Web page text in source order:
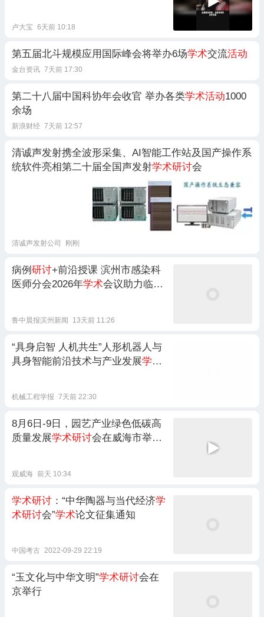
卢大宝 6天前 10:18
第五届北斗规模应用国际峰会将举办6场学术交流活动
金台资讯 7天前 17:30
第二十八届中国科协年会收官 举办各类学术活动1000
余场
新浪财经 7天前 12:57
清诚声发射携全波形采集、AI智能工作站及国产操作系
统软件亮相第二十届全国声发射学术研讨会
清诚声发射公司 刚刚
病例 研讨+前沿授课 滨州市感染科
医师分会2026年学术会议助力临床
鲁中晨报滨州新闻 13天前 11:26
“具身启智 人机共生”人形机器人与
具身智能前沿技术与产业发展学术
机械工程学报 7天前 22:30
8月6日-9日，园艺产业绿色低碳高
质量发展学术研讨会在威海市举
议。
观威海 前天 10:34
学术研讨 ：“中华陶器与当代经济学
术研讨会”学术论文征集通知
中国考古 2022-09-29 22:19
“玉文化与中华文明”学术研讨会在
京举行